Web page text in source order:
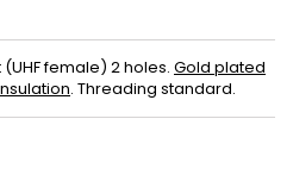
female) 2 holes. Gold plated
. Threading standard.